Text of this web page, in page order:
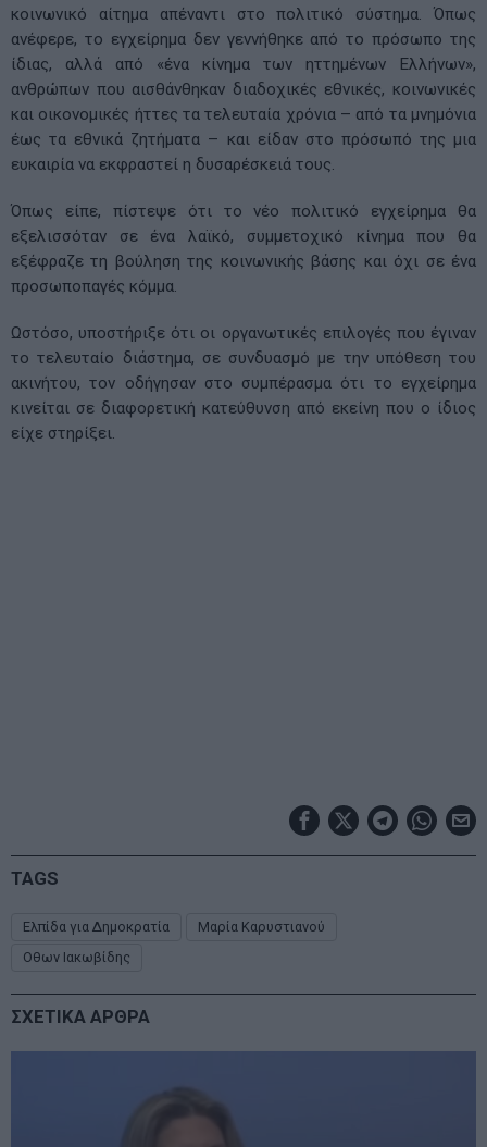
κοινωνικό αίτημα απέναντι στο πολιτικό σύστημα. Όπως
ανέφερε, το εγχείρημα δεν γεννήθηκε από το πρόσωπο της
ίδιας, αλλά από «ένα κίνημα των ηττημένων Ελλήνων»,
ανθρώπων που αισθάνθηκαν διαδοχικές εθνικές, κοινωνικές
και οικονομικές ήττες τα τελευταία χρόνια – από τα μνημόνια
έως τα εθνικά ζητήματα – και είδαν στο πρόσωπό της μια
ευκαιρία να εκφραστεί η δυσαρέσκειά τους.
Όπως είπε, πίστεψε ότι το νέο πολιτικό εγχείρημα θα
εξελισσόταν σε ένα λαϊκό, συμμετοχικό κίνημα που θα
εξέφραζε τη βούληση της κοινωνικής βάσης και όχι σε ένα
προσωποπαγές κόμμα.
Ωστόσο, υποστήριξε ότι οι οργανωτικές επιλογές που έγιναν
το τελευταίο διάστημα, σε συνδυασμό με την υπόθεση του
ακινήτου, τον οδήγησαν στο συμπέρασμα ότι το εγχείρημα
κινείται σε διαφορετική κατεύθυνση από εκείνη που ο ίδιος
είχε στηρίξει.
TAGS
Ελπίδα για Δημοκρατία
Μαρία Καρυστιανού
Οθων Ιακωβίδης
ΣΧΕΤΙΚΑ ΑΡΘΡΑ